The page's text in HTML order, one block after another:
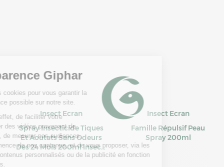
Insect Ecran
Spray Insecticide Tiques
Et Aoutats Sans Odeurs
Des 24 Mois 200ml insect-
ecran
Insect Ecran
Famille Répulsif Peau
Spray 200ml